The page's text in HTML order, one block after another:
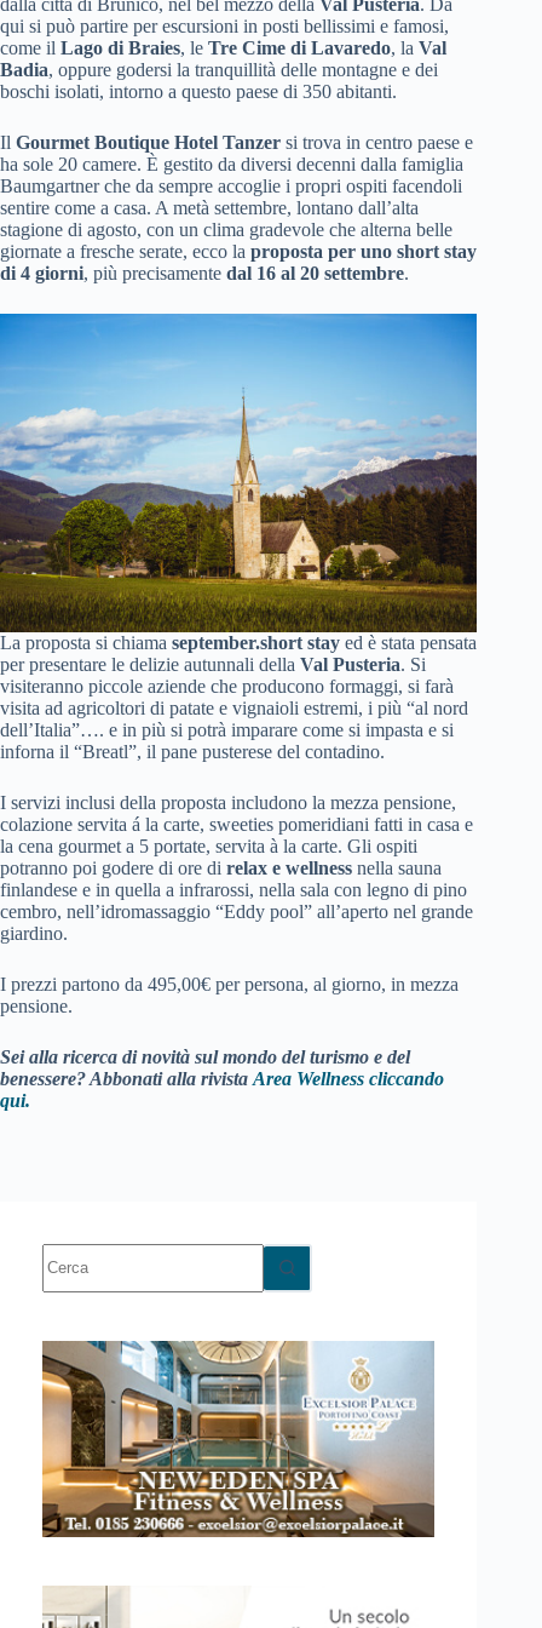
dalla città di Brunico, nel bel mezzo della Val Pusteria. Da
qui si può partire per escursioni in posti bellissimi e famosi,
come il Lago di Braies, le Tre Cime di Lavaredo, la Val
Badia, oppure godersi la tranquillità delle montagne e dei
boschi isolati, intorno a questo paese di 350 abitanti.
Il Gourmet Boutique Hotel Tanzer si trova in centro paese e
ha sole 20 camere. È gestito da diversi decenni dalla famiglia
Baumgartner che da sempre accoglie i propri ospiti facendoli
sentire come a casa. A metà settembre, lontano dall’alta
stagione di agosto, con un clima gradevole che alterna belle
giornate a fresche serate, ecco la proposta per uno short stay
di 4 giorni, più precisamente dal 16 al 20 settembre.
La proposta si chiama september.short stay ed è stata pensata
per presentare le delizie autunnali della Val Pusteria. Si
visiteranno piccole aziende che producono formaggi, si farà
visita ad agricoltori di patate e vignaioli estremi, i più “al nord
dell’Italia”…. e in più si potrà imparare come si impasta e si
inforna il “Breatl”, il pane pusterese del contadino.
I servizi inclusi della proposta includono la mezza pensione,
colazione servita á la carte, sweeties pomeridiani fatti in casa e
la cena gourmet a 5 portate, servita à la carte. Gli ospiti
potranno poi godere di ore di relax e wellness nella sauna
finlandese e in quella a infrarossi, nella sala con legno di pino
cembro, nell’idromassaggio “Eddy pool” all’aperto nel grande
giardino.
I prezzi partono da 495,00€ per persona, al giorno, in mezza
pensione.
Sei alla ricerca di novità sul mondo del turismo e del
benessere? Abbonati alla rivista Area Wellness cliccando
qui.
risultato